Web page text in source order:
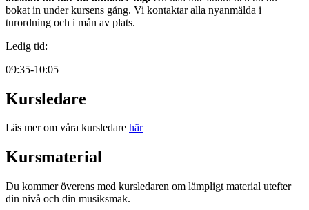
bokat in under kursens gång. Vi kontaktar alla nyanmälda i
turordning och i mån av plats.
Ledig tid:
09:35-10:05
Kursledare
Läs mer om våra kursledare här
Kursmaterial
Du kommer överens med kursledaren om lämpligt material utefter
din nivå och din musiksmak.